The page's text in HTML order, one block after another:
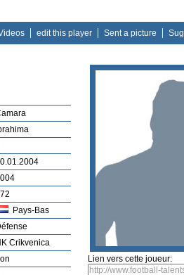
edit this player Sent a picture
Pays-Bas
Crikvenica
Lien vers cette joueur: